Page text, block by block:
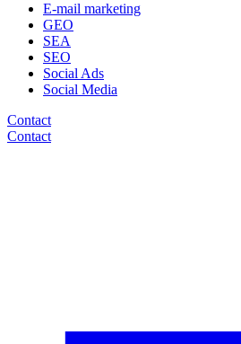
E-mail marketing
GEO
SEA
SEO
Social Ads
Social Media
Contact
Contact